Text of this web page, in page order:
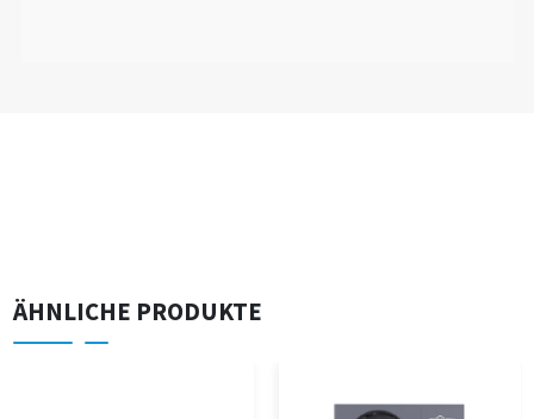
ÄHNLICHE PRODUKTE